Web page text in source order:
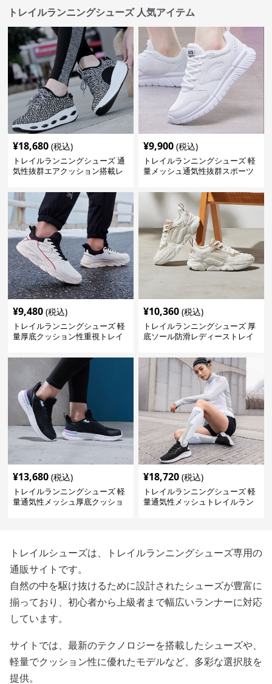
トレイルランニングシューズ 人気アイテム
¥18,680 (税込)
トレイルランニングシューズ 通
気性抜群エアクッション搭載レ
¥9,900 (税込)
トレイルランニングシューズ 軽
量メッシュ通気性抜群スポーツ
¥9,480 (税込)
トレイルランニングシューズ 軽
量厚底クッション性重視トレイ
¥10,360 (税込)
トレイルランニングシューズ 厚
底ソール防滑レディーストレイ
¥13,680 (税込)
トレイルランニングシューズ 軽
量通気性メッシュ厚底クッショ
¥18,720 (税込)
トレイルランニングシューズ 軽
量通気性メッシュトレイルラン
トレイルシューズは、トレイルランニングシューズ専用の
通販サイトです。
自然の中を駆け抜けるために設計されたシューズが豊富に
揃っており、初心者から上級者まで幅広いランナーに対応
しています。
サイトでは、最新のテクノロジーを搭載したシューズや、
軽量でクッション性に優れたモデルなど、多彩な選択肢を
提供。